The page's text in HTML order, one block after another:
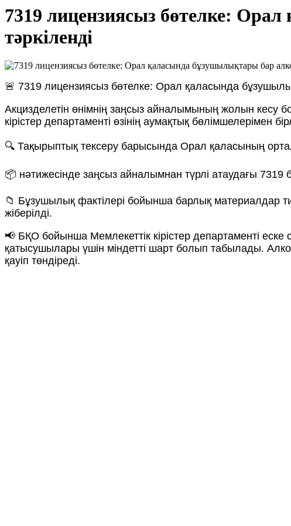
7319 лицензиясыз бөтелке:
тәркіленді
🚨 7319 лицензиясыз бөтелке: Орал қаласында
Акцизделетін өнімнің заңсыз айналымының жолын кесу
кірістер департаменті өзінің аумақтық бөлімшелерімен
🔍 Тақырыптық тексеру барысында Орал қаласының
📦 нәтижесінде заңсыз айналымнан түрлі атаудағы 7319
📁 Бұзушылық фактілері бойынша барлық материалдар
жіберілді.
📢 БҚО бойынша Мемлекеттік кірістер департаменті
қатысушылары үшін міндетті шарт болып табылады.
қауіп төндіреді.